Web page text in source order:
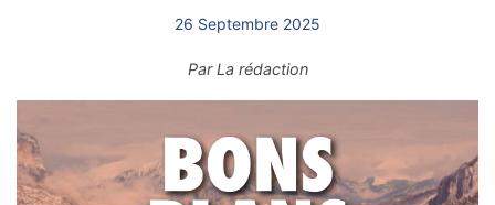
26 Septembre 2025
ParLa rédaction